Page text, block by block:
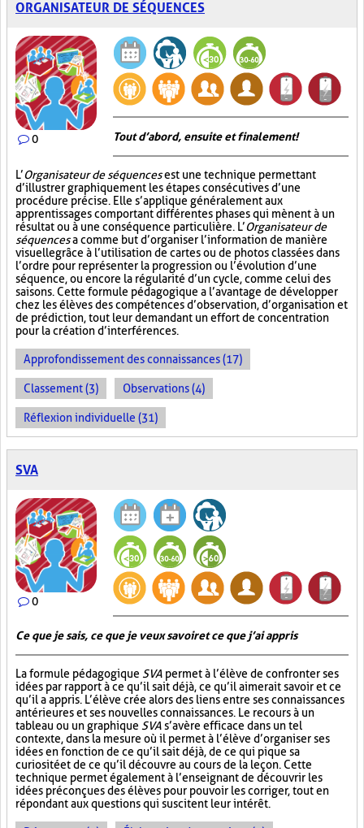
ORGANISATEUR DE SÉQUENCES
0 Tout d’abord, ensuite et finalement!
L’Organisateur de séquencesest une technique permettant
d’illustrer graphiquement les étapes consécutives d’une
procédure précise. Elle s’applique généralement aux
apprentissages comportant différentes phases qui mènent à un
résultat ou à une conséquence particulière. L’Organisateur de
séquencesa comme but d’organiser l’information de manière
visuellegrâce à l’utilisation de cartes ou de photos classées dans
l’ordre pour représenter la progression ou l’évolution d’une
séquence, ou encore la régularité d’un cycle, comme celui des
saisons. Cette formule pédagogique a l’avantage de développer
chez les élèves des compétences d’observation, d’organisation et
de prédiction, tout leur demandant un effort de concentration
pour la création d’interférences.
Approfondissement des connaissances (17)
Classement (3) Observations (4)
Réflexion individuelle (31)
SVA
0
Ce que je sais, ce que je veux savoir et ce que j’ai appris
La formule pédagogique SVA permet à l’élève de confronter ses
idées par rapport à ce qu’il sait déjà, ce qu’il aimerait savoir et ce
qu’il a appris. L’élève crée alors des liens entre ses connaissances
antérieures et ses nouvelles connaissances. Le recours à un
tableau ou un graphique SVA s’avère efficace dans un tel
contexte, dans la mesure où il permet à l’élève d’organiser ses
idées en fonction de ce qu’il sait déjà, de ce qui pique sa
curiosité et de ce qu’il découvre au cours de la leçon. Cette
technique permet également à l’enseignant de découvrir les
idées préconçues des élèves pour pouvoir les corriger, tout en
répondant aux questions qui suscitent leur intérêt.